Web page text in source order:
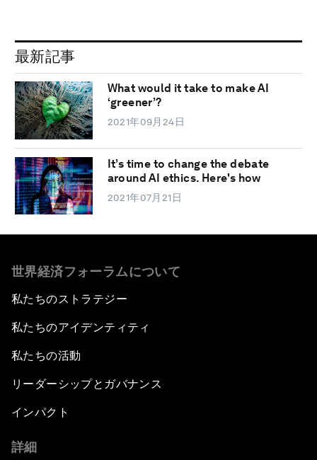
最新記事
What would it take to make AI
‘greener’?
2021年09月24日
It’s time to change the debate
around AI ethics. Here's how
2021年07月21日
世界経済フォーラムについて
私たちのストラテジー
私たちのアイデンティティ
私たちの活動
リーダーシップとガバナンス
インパクト
詳細